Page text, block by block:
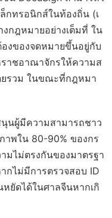
กทรอนิกส์ในท้องถิ่น (เ
กฎหมายอย่างเต็มที่ ใน
งของจดหมายขึ้นอยู่กับ
าชอาณาจักรให้ความส
รวม ในขณะที่กฎหมา
นผู้มีความสามารถชาว
าพใน 80-90% ของกร
มไม่ตรงกันของมาตรฐา
กไม่มีการตรวจสอบ ID
ยัดได้ในศาลจีนหากเกิ